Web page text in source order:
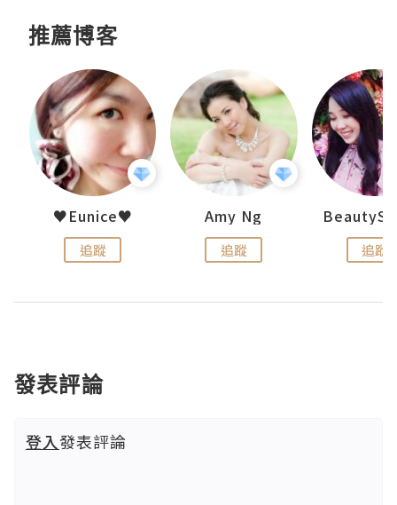
推薦博客
♥Eunice♥
追蹤
Amy Ng
追蹤 追蹤
發表評論
登入發表評論